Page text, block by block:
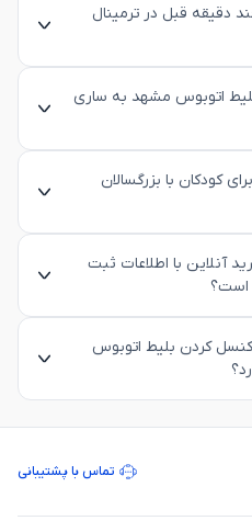
دقیقه قبل در ترمینال
اتوبوس مشهد به ساری
کودکان با بزرگسالان
آنلاین با اطلاعات ثبت
است؟
24 امکان کنسل کردن بلیط اتوبوس
تماس با پشتیبانی